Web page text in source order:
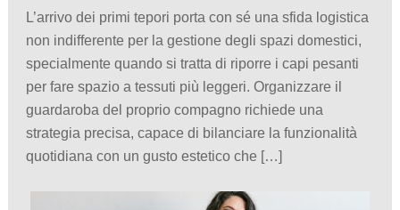
L’arrivo dei primi tepori porta con sé una sfida logistica
non indifferente per la gestione degli spazi domestici,
specialmente quando si tratta di riporre i capi pesanti
per fare spazio a tessuti più leggeri. Organizzare il
guardaroba del proprio compagno richiede una
strategia precisa, capace di bilanciare la funzionalità
quotidiana con un gusto estetico che […]